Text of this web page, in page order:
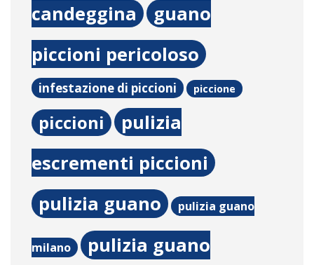
candeggina
guano
piccioni pericoloso
infestazione di piccioni piccione
piccioni
pulizia
escrementi piccioni
pulizia guano pulizia guano
milano
pulizia guano